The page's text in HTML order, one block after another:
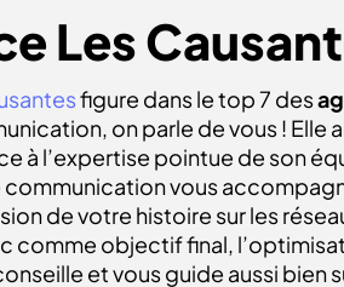
Les
sfigure dans letop 7 des
on parle de vous !
à l’expertise pointue de son
vous
de votre histoire sur les
comme objectif final,
et vous guide aussi